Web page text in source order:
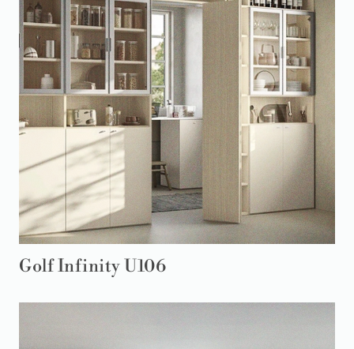
Golf Infinity U106